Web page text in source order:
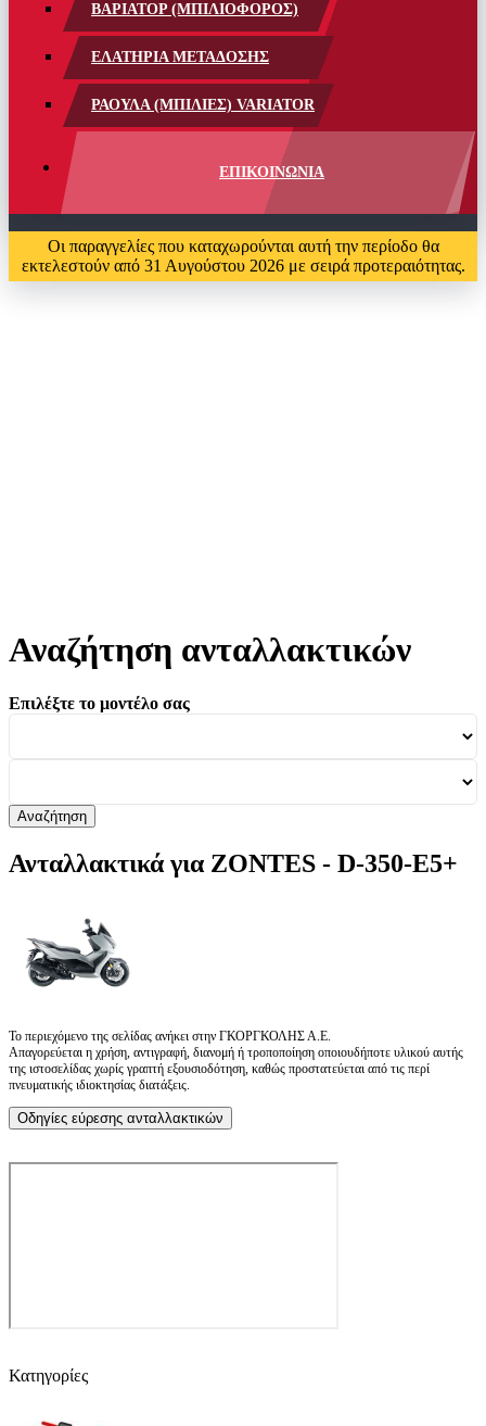
ΒΑΡΙΑΤΟΡ (ΜΠΙΛΙΟΦΟΡΟΣ)
ΕΛΑΤΗΡΙΑ ΜΕΤΑΔΟΣΗΣ
ΡΑΟΥΛΑ (ΜΠΙΛΙΕΣ) VARIATOR
ΕΠΙΚΟΙΝΩΝΙΑ
Οι παραγγελίες που καταχωρούνται αυτή την περίοδο θα
εκτελεστούν από 31 Αυγούστου 2026 με σειρά προτεραιότητας.
Αναζήτηση ανταλλακτικών
Επιλέξτε το μοντέλο σας
Αναζήτηση
Ανταλλακτικά για ZONTES - D-350-E5+
Το περιεχόμενο της σελίδας ανήκει στην ΓΚΟΡΓΚΟΛΗΣ Α.Ε.
Απαγορεύεται η χρήση, αντιγραφή, διανομή ή τροποποίηση οποιουδήποτε υλικού αυτής
της ιστοσελίδας χωρίς γραπτή εξουσιοδότηση, καθώς προστατεύεται από τις περί
πνευματικής ιδιοκτησίας διατάξεις.
Οδηγίες εύρεσης ανταλλακτικών
Κατηγορίες